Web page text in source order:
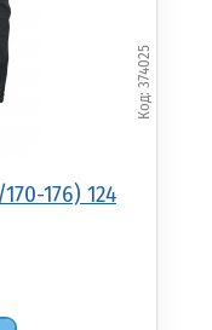
176) 124
374025